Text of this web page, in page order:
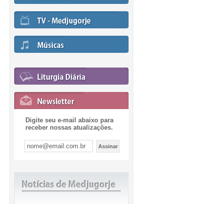
Digite seu e-mail abaixo para
receber nossas atualizações.